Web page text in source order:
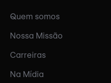
Quem somos
Nossa Missão
Carreiras
Na Mídia